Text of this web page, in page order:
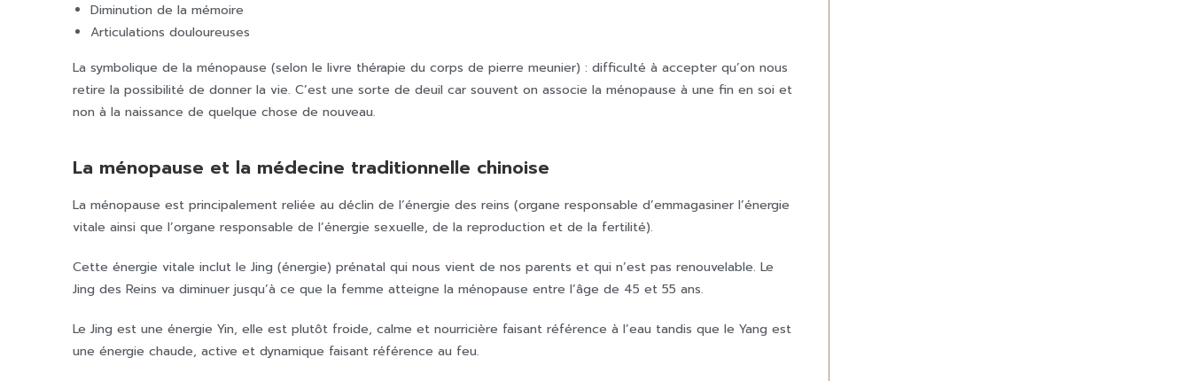
Diminution de la mémoire
Articulations douloureuses
La symbolique de la ménopause (selon le livre thérapie du corps de pierre meunier) : difficulté à accepter qu’on nous
retire la possibilité de donner la vie. C’est une sorte de deuil car souvent on associe la ménopause à une fin en soi et
non à la naissance de quelque chose de nouveau.
La ménopause et la médecine traditionnelle chinoise
La ménopause est principalement reliée au déclin de l’énergie des reins (organe responsable d’emmagasiner l’énergie
vitale ainsi que l’organe responsable de l’énergie sexuelle, de la reproduction et de la fertilité).
Cette énergie vitale inclut le Jing (énergie) prénatal qui nous vient de nos parents et qui n’est pas renouvelable. Le
Jing des Reins va diminuer jusqu’à ce que la femme atteigne la ménopause entre l’âge de 45 et 55 ans.
Le Jing est une énergie Yin, elle est plutôt froide, calme et nourricière faisant référence à l’eau tandis que le Yang est
une énergie chaude, active et dynamique faisant référence au feu.